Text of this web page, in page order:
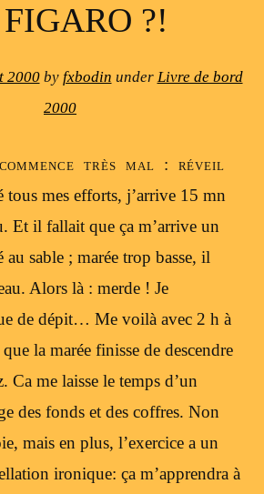
?!
2000by fxbodin under Livre de bord
2000
très mal : réveil
tous mes efforts, j’arrive 15 mn
Et il fallait que ça m’arrive un
sable ; marée trop basse, il
Alors là : merde ! Je
de dépit… Me voilà avec 2 h à
la marée finisse de descendre
Ca me laisse le temps d’un
des fonds et des coffres. Non
mais en plus, l’exercice a un
ironique: ça m’apprendra à